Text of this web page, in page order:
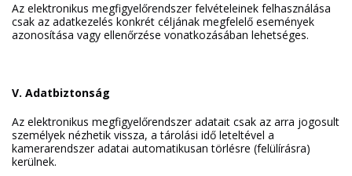
Az elektronikus megfigyelőrendszer felvételeinek felhasználása
csak az adatkezelés konkrét céljának megfelelő események
azonosítása vagy ellenőrzése vonatkozásában lehetséges.
V. Adatbiztonság
Az elektronikus megfigyelőrendszer adatait csak az arra jogosult
személyek nézhetik vissza, a tárolási idő leteltével a
kamerarendszer adatai automatikusan törlésre (felülírásra)
kerülnek.